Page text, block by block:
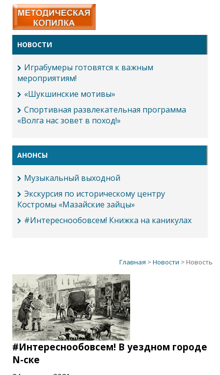
НОВОСТИ
Играбумеры готовятся к важным
мероприятиям!
«Шукшинские мотивы»
Спортивная развлекательная программа
«Волга нас зовет в поход!»
АНОНСЫ
Музыкальный выходной
Экскурсия по историческому центру
Костромы «Мазайские зайцы»
#Интереснообовсем! Книжка на каникулах
Главная >Новости > Новость
#Интереснообовсем! В уездном городе
N-ске